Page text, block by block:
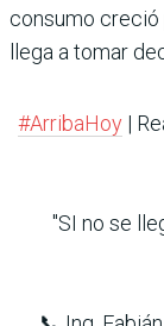
consumo creció
llega a tomar
#ArribaHoy |
"SI no se